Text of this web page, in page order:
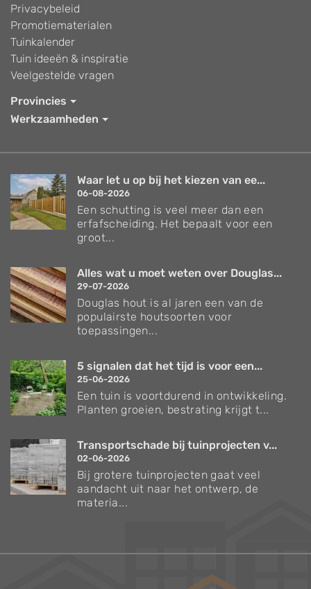
Privacybeleid
Promotiematerialen
Tuinkalender
Tuin ideeën & inspiratie
Veelgestelde vragen
Provincies
Werkzaamheden
Waar let u op bij het kiezen van ee...
06-08-2026
Een schutting is veel meer dan een
erfafscheiding. Het bepaalt voor een
groot...
Alles wat u moet weten over Douglas...
29-07-2026
Douglas hout is al jaren een van de
populairste houtsoorten voor
toepassingen...
5 signalen dat het tijd is voor een...
25-06-2026
Een tuin is voortdurend in ontwikkeling.
Planten groeien, bestrating krijgt t...
Transportschade bij tuinprojecten v...
02-06-2026
Bij grotere tuinprojecten gaat veel
aandacht uit naar het ontwerp, de
materia...